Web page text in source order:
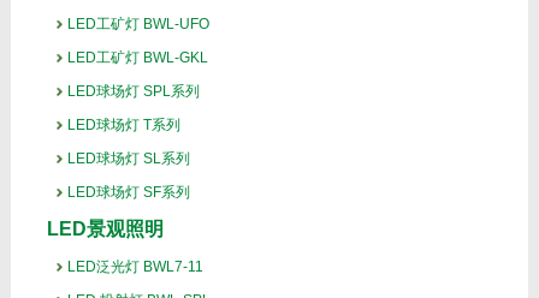
LED工矿灯 BWL-UFO
LED工矿灯 BWL-GKL
LED球场灯 SPL系列
LED球场灯 T系列
LED球场灯 SL系列
LED球场灯 SF系列
LED景观照明
LED泛光灯 BWL7-11